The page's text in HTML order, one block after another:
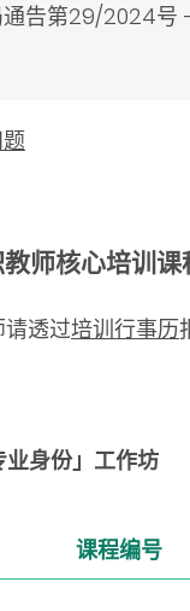
告第29/2024号 -
师核心培训
透过培训行事历
业身份」工作坊
课程编号